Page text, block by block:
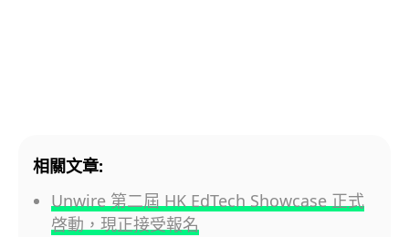
相關文章:
Unwire 第二屆 HK EdTech Showcase 正式
啓動，現正接受報名